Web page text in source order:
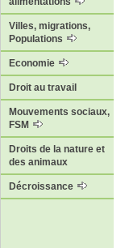
Villes, migrations,
Populations
Economie
Droit au travail
Mouvements sociaux,
FSM
Droits de la nature et
des animaux
Décroissance